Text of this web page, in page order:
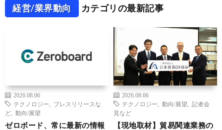
経営/業界動向 カテゴリの最新記事
2026.08.06
テクノロジー
プレスリリースな
ど
動向/展望
ゼロボード、常に最新の情報
2026.08.06
テクノロジー
動向/展望
記者会
見など
【現地取材】貿易関連業務の